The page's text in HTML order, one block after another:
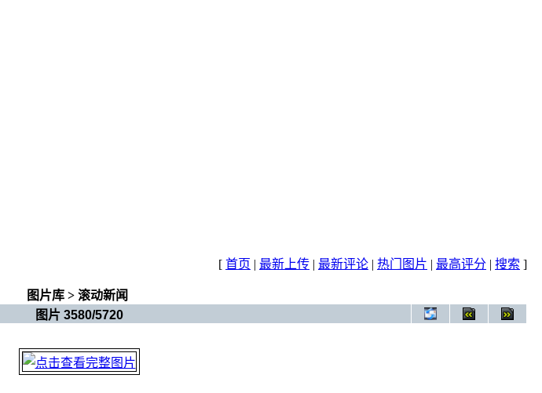
[ 首页 | 最新上传 | 最新评论 | 热门图片 | 最高评分 | 搜索 ]
图片库 > 滚动新闻
图片 3580/5720